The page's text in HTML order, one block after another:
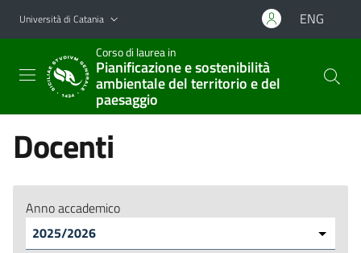
Vai al contenuto principale
Vai al menu di navigazione
Università di Catania ENG
Corso di laurea in
Pianificazione e sostenibilità
ambientale del territorio e del
paesaggio
Docenti
Anno accademico